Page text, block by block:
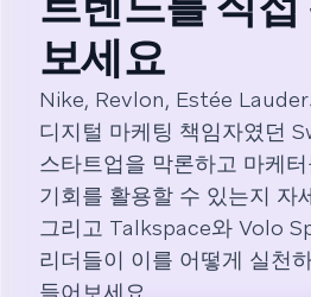
보세요
Nike, Revlon, Estée
디지털 마케팅 책임자였던
스타트업을 막론하고 마케
기회를 활용할 수 있는지 자
그리고 Talkspace와 Volo
리더들이 이를 어떻게 실천